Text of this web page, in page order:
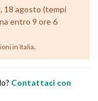
18 agosto (tempi
entro 9 ore 6
in Italia.
Contattaci con